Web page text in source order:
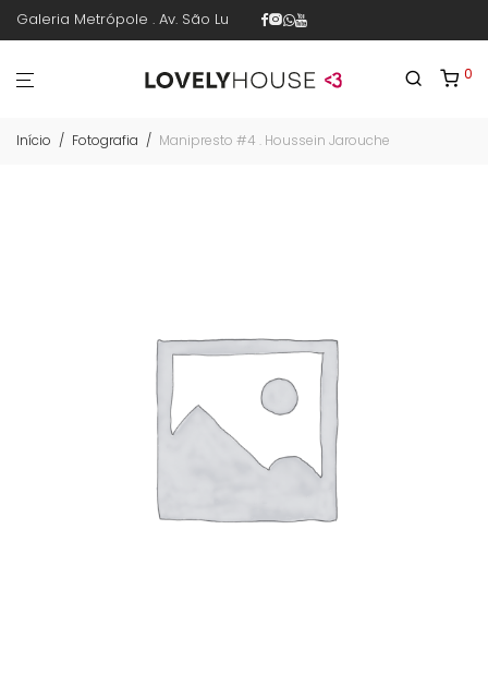
Galeria Metrópole . Av. São Luís 187 . sala 30 . 1º piso . República .
0
Início / Fotografia / Manipresto #4 . Houssein Jarouche